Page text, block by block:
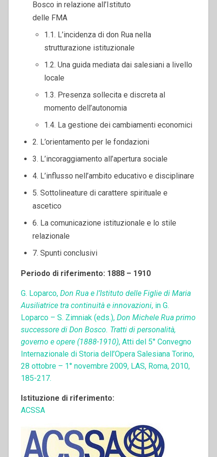
Bosco in relazione all’Istituto
delle FMA
1.1. L’incidenza di don Rua nella
strutturazione istituzionale
1.2. Una guida mediata dai salesiani a livello
locale
1.3. Presenza sollecita e discreta al
momento dell’autonomia
1.4. La gestione dei cambiamenti economici
2. L’orientamento per le fondazioni
3. L’incoraggiamento all’apertura sociale
4. L’influsso nell’ambito educativo e disciplinare
5. Sottolineature di carattere spirituale e
ascetico
6. La comunicazione istituzionale e lo stile
relazionale
7. Spunti conclusivi
Periodo di riferimento: 1888 – 1910
G. Loparco, Don Rua e l’Istituto delle Figlie di Maria
Ausiliatrice tra continuità e innovazioni, in G.
Loparco – S. Zimniak (eds.), Don Michele Rua primo
successore di Don Bosco. Tratti di personalità,
governo e opere (1888-1910), Atti del 5° Convegno
Internazionale di Storia dell’Opera Salesiana Torino,
28 ottobre – 1° novembre 2009, LAS, Roma, 2010,
185-217.
Istituzione di riferimento:
ACSSA